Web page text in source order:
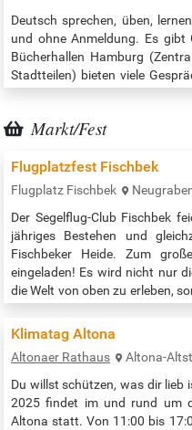
Deutsch sprechen, üben,
und ohne Anmeldung. Es gibt
Bücherhallen Hamburg
Stadtteilen) bieten viele
deutsch.html Alle Gruppen in
Markt/Fest
Flugplatzfest Fischbek
Flugplatz Fischbek
Der Segelflug-Club Fischbek
jähriges Bestehen und
Fischbeker Heide. Zum
eingeladen! Es wird nicht nur
die Welt von oben zu erleben,
die Technik der Segelflugzeuge
Klimatag Altona
Altonaer Rathaus
Altona-
Du willst schützen, was dir lieb
2025 findet im und rund um
Altona statt. Von 11:00 bis